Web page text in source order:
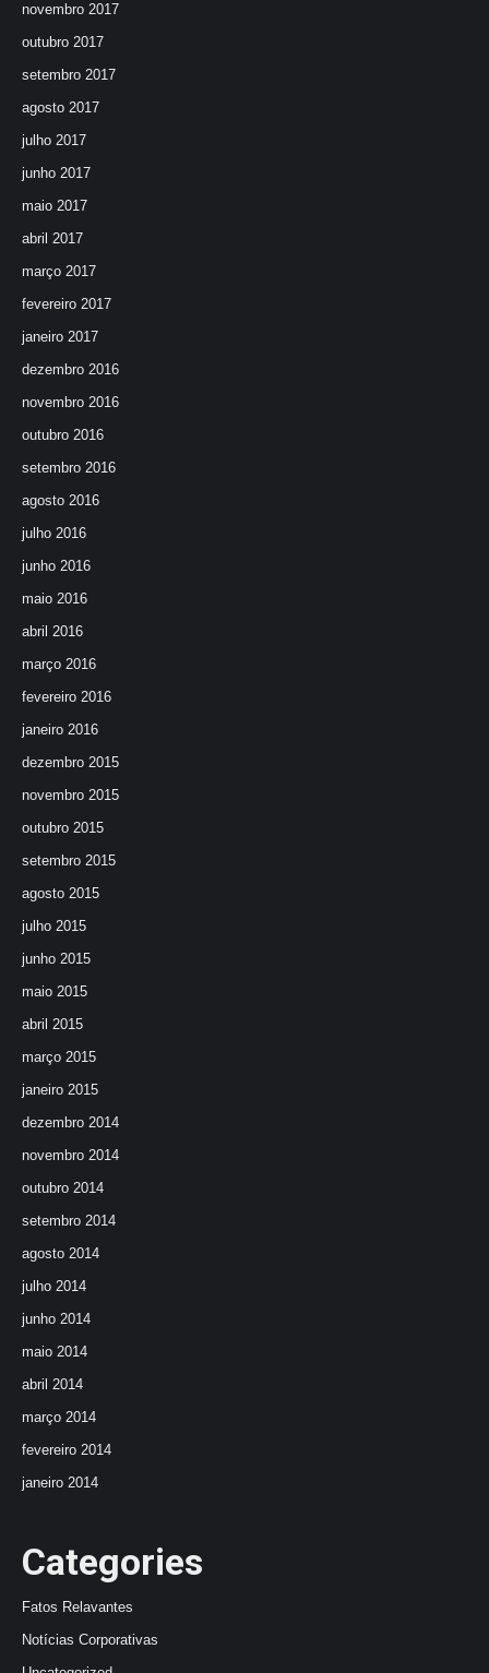
novembro 2017
outubro 2017
setembro 2017
agosto 2017
julho 2017
junho 2017
maio 2017
abril 2017
março 2017
fevereiro 2017
janeiro 2017
dezembro 2016
novembro 2016
outubro 2016
setembro 2016
agosto 2016
julho 2016
junho 2016
maio 2016
abril 2016
março 2016
fevereiro 2016
janeiro 2016
dezembro 2015
novembro 2015
outubro 2015
setembro 2015
agosto 2015
julho 2015
junho 2015
maio 2015
abril 2015
março 2015
janeiro 2015
dezembro 2014
novembro 2014
outubro 2014
setembro 2014
agosto 2014
julho 2014
junho 2014
maio 2014
abril 2014
março 2014
fevereiro 2014
janeiro 2014
Categories
Fatos Relavantes
Notícias Corporativas